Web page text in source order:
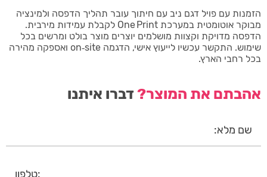
הזמנות עם פויל דגם ניב עם חיתוך עובר תהליך הדפסה ולמינציה
מבוקר אוטומטית במערכת One Print לקבלת עמידות מירבית.
הדפסה מדויקת וקצוות מושלמים יוצרים מוצר בולט ומרשים בכל
שימוש. התקשר עכשיו לייעוץ אישי, הדגמה on‑site ואספקה מהירה
בכל רחבי הארץ.
אהבתם את המוצר?דברו איתנו